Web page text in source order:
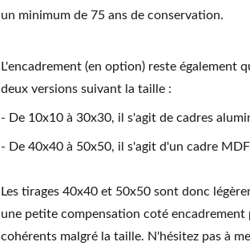
un minimum de 75 ans de conservation.
L'encadrement (en option) reste également
deux versions suivant la taille :
- De 10x10 à 30x30, il s'agit de cadres
- De 40x40 à 50x50, il s'agit d'un cadre
Les tirages 40x40 et 50x50 sont donc
une petite compensation coté
cohérents malgré la taille. N'hésitez pas à